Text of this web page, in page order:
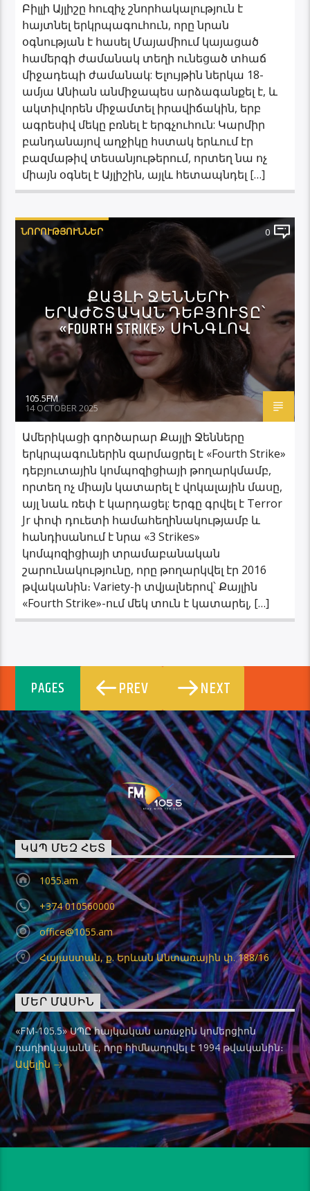
Բիլլի Այլիշը հուզիչ շնորհակալություն է
հայտնել երկրպագուհուն, որը նրան
օգնության է հասել Մայամիում կայացած
համերգի ժամանակ տեղի ունեցած տհաճ
միջադեպի ժամանակ: Ելույթին ներկա 18-
ամյա Անիան անմիջապես արձագանքել է, և
ակտիվորեն միջամտել իրավիճակին, երբ
ագրեսիվ մեկը բռնել է երգչուհուն: Կարմիր
բանդանայով աղջիկը հստակ երևում էր
բազմաթիվ տեսանյութերում, որտեղ նա ոչ
միայն օգնել է Այլիշին, այլև հետապնդել […]
ՆՈՐՈՒԹՅՈՒՆՆԵՐ 0
ՔԱՅԼԻ ՋԵՆՆԵՐԻ
ԵՐԱԺՇՏԱԿԱՆ ԴԵԲՅՈՒՏԸ՝
«FOURTH STRIKE» ՍԻՆԳԼՈՎ
105.5FM
14 OCTOBER 2025
Ամերիկացի գործարար Քայլի Ջենները
երկրպագուներին զարմացրել է «Fourth Strike»
դեբյուտային կոմպոզիցիայի թողարկմամբ,
որտեղ ոչ միայն կատարել է վոկալային մասը,
այլ նաև ռեփ է կարդացել: Երգը գրվել է Terror
Jr փոփ դուետի համահեղինակությամբ և
հանդիսանում է նրա «3 Strikes»
կոմպոզիցիայի տրամաբանական
շարունակությունը, որը թողարկվել էր 2016
թվականին։ Variety-ի տվյալներով՝ Քայլին
«Fourth Strike»-ում մեկ տուն է կատարել, […]
PAGES PREV NEXT
ԿԱՊ ՄԵԶ ՀԵՏ
1055.am
+374 010560000
office@1055.am
Հայաստան, ք. Երևան Անտառային փ. 188/16
ՄԵՐ ՄԱՍԻՆ
«FM-105.5» ՍՊԸ հայկական առաջին կոմերցիոն
ռադիոկայանն է, որը հիմնադրվել է 1994 թվականին։
Ավելին